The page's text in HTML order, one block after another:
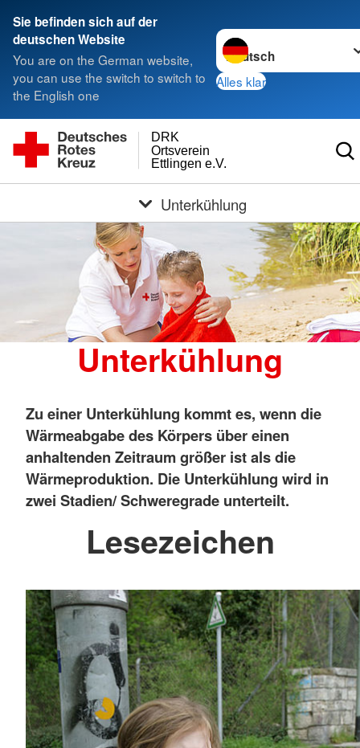
Sie befinden sich auf der
deutschen Website
You are on the German website,
you can use the switch to switch to
the English one
Sprache wechseln zu
Alles klar
Ettlingen e.V.
Ortsverein
DRK
Unterkühlung
Unterkühlung
Zu einer Unterkühlung kommt es, wenn die
Wärmeabgabe des Körpers über einen
anhaltenden Zeitraum größer ist als die
Wärmeproduktion. Die Unterkühlung wird in
zwei Stadien/ Schweregrade unterteilt.
Lesezeichen